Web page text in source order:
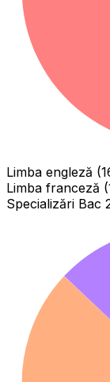
Limba engleză
Limba franceză
Specializări Bac